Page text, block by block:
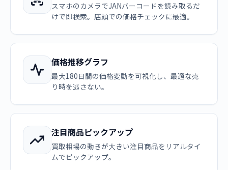
スマホのカメラでJANバーコードを読み取るだ
けで即検索。店頭での価格チェックに最適。
価格推移グラフ
最大180日間の価格変動を可視化し、最適な売
り時を逃さない。
注目商品ピックアップ
買取相場の動きが大きい注目商品をリアルタイ
ムでピックアップ。